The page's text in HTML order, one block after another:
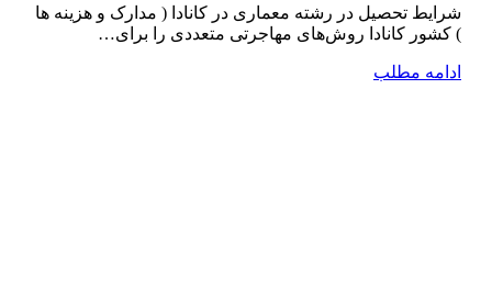
شرایط تحصیل در رشته معماری در کانادا ( مدارک و هزینه ها
) کشور کانادا روش‌های مهاجرتی متعددی را برای…
ادامه مطلب